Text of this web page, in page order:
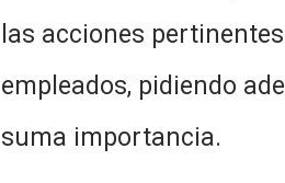
las acciones
empleados, pidiendo
suma importancia.